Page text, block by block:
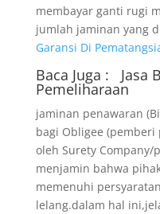
membayar ganti rugi
jumlah jaminan yang
Garansi Di
Baca Juga : Jasa
Pemeliharaan
jaminan penawaran
bagi Obligee (pemberi
oleh Surety
menjamin bahwa
memenuhi
lelang.dalam hal